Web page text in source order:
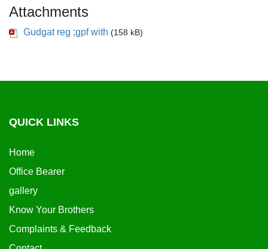
Attachments
Gudgat reg ;gpf with (158 kB)
QUICK LINKS
Home
Office Bearer
gallery
Know Your Brothers
Complaints & Feedback